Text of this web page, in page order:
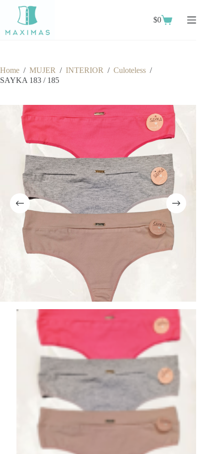
content
Shopping
$0
Home / MUJER / INTERIOR / Culoteless /
SAYKA 183 / 185